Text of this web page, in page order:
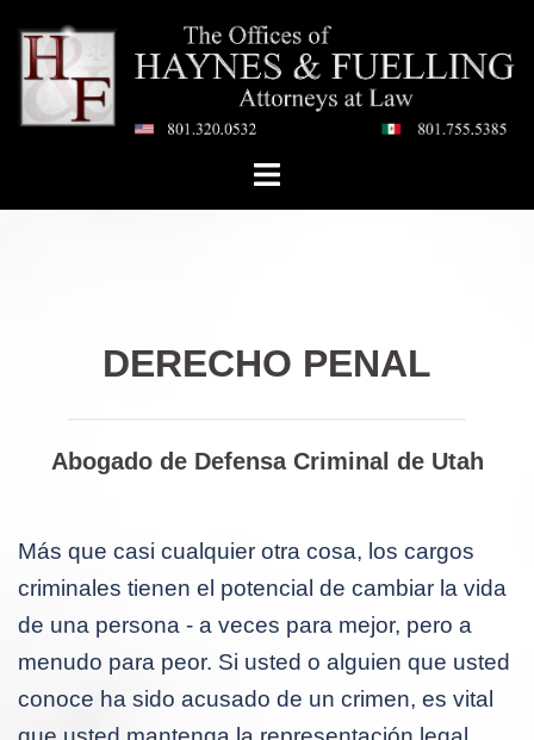
contenido
Toggle
DERECHO PENAL
Abogado de Defensa Criminal de Utah
Más que casi cualquier otra cosa, los cargos
criminales tienen el potencial de cambiar la vida
de una persona - a veces para mejor, pero a
menudo para peor. Si usted o alguien que usted
conoce ha sido acusado de un crimen, es vital